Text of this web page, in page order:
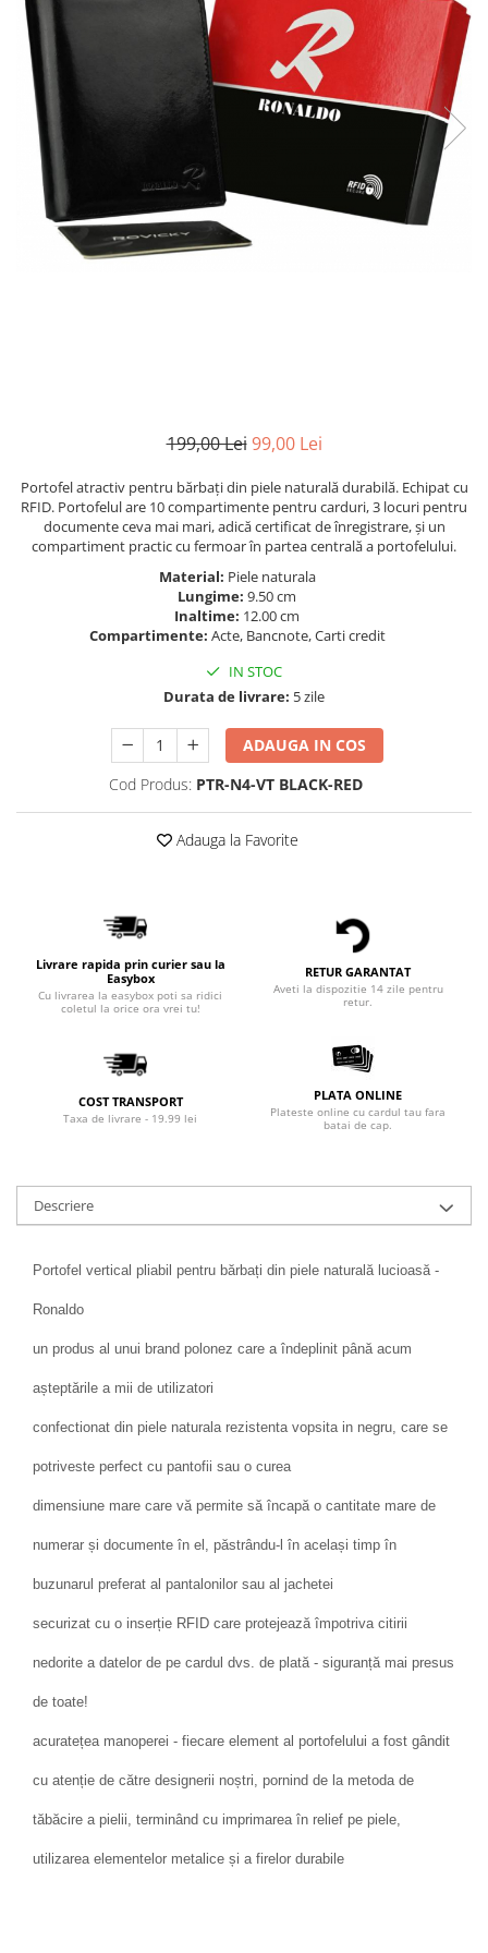
199,00 Lei 99,00 Lei
Portofel atractiv pentru bărbați din piele naturală durabilă. Echipat cu
RFID. Portofelul are 10 compartimente pentru carduri, 3 locuri pentru
documente ceva mai mari, adică certificat de înregistrare, și un
compartiment practic cu fermoar în partea centrală a portofelului.
Material: Piele naturala
Lungime: 9.50 cm
Inaltime: 12.00 cm
Compartimente: Acte, Bancnote, Carti credit
IN STOC
Durata de livrare: 5 zile
ADAUGA IN COS
Cod Produs: PTR-N4-VT BLACK-RED
Adauga la Favorite
Livrare rapida prin curier sau la
Easybox
Cu livrarea la easybox poti sa ridici
coletul la orice ora vrei tu!
RETUR GARANTAT
Aveti la dispozitie 14 zile pentru
retur.
COST TRANSPORT
Taxa de livrare - 19.99 lei
PLATA ONLINE
Plateste online cu cardul tau fara
batai de cap.
Descriere
Portofel vertical pliabil pentru bărbați din piele naturală lucioasă -
Ronaldo
un produs al unui brand polonez care a îndeplinit până acum
așteptările a mii de utilizatori
confectionat din piele naturala rezistenta vopsita in negru, care se
potriveste perfect cu pantofii sau o curea
dimensiune mare care vă permite să încapă o cantitate mare de
numerar și documente în el, păstrându-l în același timp în
buzunarul preferat al pantalonilor sau al jachetei
securizat cu o inserție RFID care protejează împotriva citirii
nedorite a datelor de pe cardul dvs. de plată - siguranță mai presus
de toate!
acuratețea manoperei - fiecare element al portofelului a fost gândit
cu atenție de către designerii noștri, pornind de la metoda de
tăbăcire a pielii, terminând cu imprimarea în relief pe piele,
utilizarea elementelor metalice și a firelor durabile